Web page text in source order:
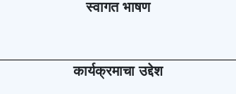
स्वागत भाषण
कार्यक्रमाचा उद्देश